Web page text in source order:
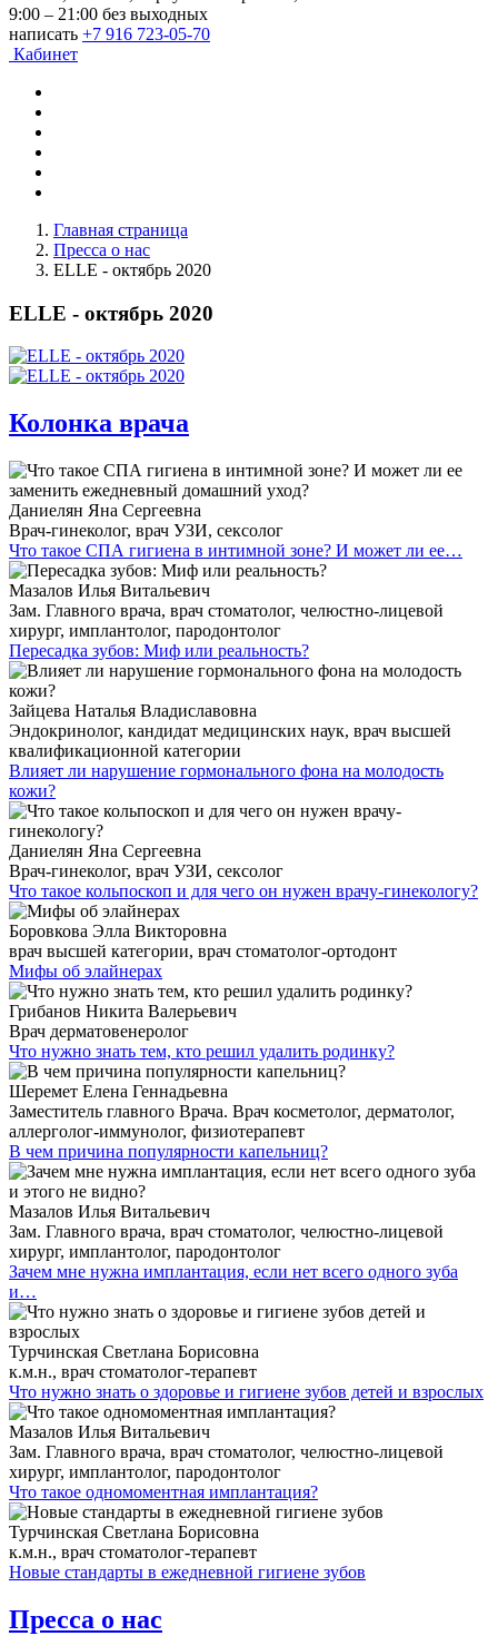
9:00 – 21:00 без выходных
написать +7 916 723-05-70
Кабинет
Главная страница
Пресса о нас
ELLE - октябрь 2020
ELLE - октябрь 2020
Колонка врача
Даниелян Яна Сергеевна
Врач-гинеколог, врач УЗИ, сексолог
Что такое СПА гигиена в интимной зоне? И может ли ее…
Мазалов Илья Витальевич
Зам. Главного врача, врач стоматолог, челюстно-лицевой
хирург, имплантолог, пародонтолог
Пересадка зубов: Миф или реальность?
Зайцева Наталья Владиславовна
Эндокринолог, кандидат медицинских наук, врач высшей
квалификационной категории
Влияет ли нарушение гормонального фона на молодость
кожи?
Даниелян Яна Сергеевна
Врач-гинеколог, врач УЗИ, сексолог
Что такое кольпоскоп и для чего он нужен врачу-гинекологу?
Боровкова Элла Викторовна
врач высшей категории, врач стоматолог-ортодонт
Мифы об элайнерах
Грибанов Никита Валерьевич
Врач дерматовенеролог
Что нужно знать тем, кто решил удалить родинку?
Шеремет Елена Геннадьевна
Заместитель главного Врача. Врач косметолог, дерматолог,
аллерголог-иммунолог, физиотерапевт
В чем причина популярности капельниц?
Мазалов Илья Витальевич
Зам. Главного врача, врач стоматолог, челюстно-лицевой
хирург, имплантолог, пародонтолог
Зачем мне нужна имплантация, если нет всего одного зуба
и…
Турчинская Светлана Борисовна
к.м.н., врач стоматолог-терапевт
Что нужно знать о здоровье и гигиене зубов детей и взрослых
Мазалов Илья Витальевич
Зам. Главного врача, врач стоматолог, челюстно-лицевой
хирург, имплантолог, пародонтолог
Что такое одномоментная имплантация?
Турчинская Светлана Борисовна
к.м.н., врач стоматолог-терапевт
Новые стандарты в ежедневной гигиене зубов
Пресса о нас